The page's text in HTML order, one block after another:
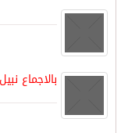
بالاجماع